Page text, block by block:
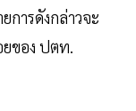
การดังกล่าวจะ
ของ ปตท.